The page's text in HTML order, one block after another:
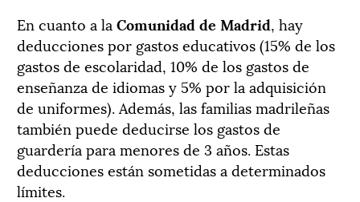
En cuanto a la Comunidad de Madrid, hay
deducciones por gastos educativos (15% de los
gastos de escolaridad, 10% de los gastos de
enseñanza de idiomas y 5% por la adquisición
de uniformes). Además, las familias madrileñas
también puede deducirse los gastos de
guardería para menores de 3 años. Estas
deducciones están sometidas a determinados
límites.